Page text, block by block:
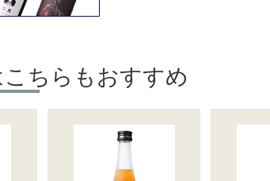
ちらもおすすめ